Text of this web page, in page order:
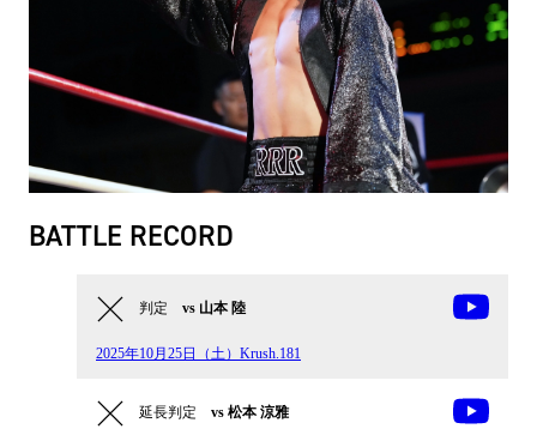
BATTLE RECORD
判定 vs 山本 陸
2025年10月25日（土）Krush.181
延長判定 vs 松本 涼雅